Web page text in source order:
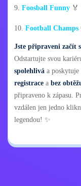
9. Foosball Funny 🏅
10. Football Champs
Jste připraveni začít
Odstartujte svou
spolehlivá a
registrace a bez
připraveno k zápasu.
vzdálen jen jedno
legendou! ✨